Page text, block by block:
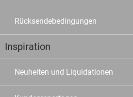
Rücksendebedingungen
Inspiration
Neuheiten und Liquidationen